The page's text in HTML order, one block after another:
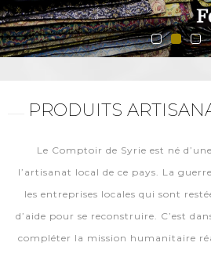
PRODUITS
Le Comptoir de Syrie est né
l’artisanat local de ce pays. La
les entreprises locales qui sont
d’aide pour se reconstruire. C’est
compléter la mission humanitaire